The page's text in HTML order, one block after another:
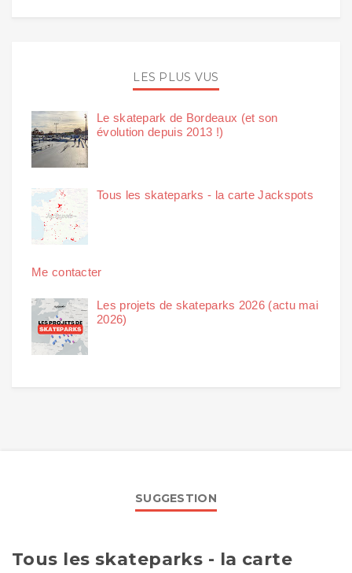
LES PLUS VUS
Le skatepark de Bordeaux (et son
évolution depuis 2013 !)
Tous les skateparks - la carte Jackspots
Me contacter
Les projets de skateparks 2026 (actu mai
2026)
SUGGESTION
Tous les skateparks - la carte